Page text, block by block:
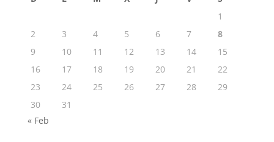
1
2
3 4 5 6 7
8
9
10 11 12 13 14
15
16
17 18 19 20 21
22
23
24 25 26 27 28
29
30
31
« Feb